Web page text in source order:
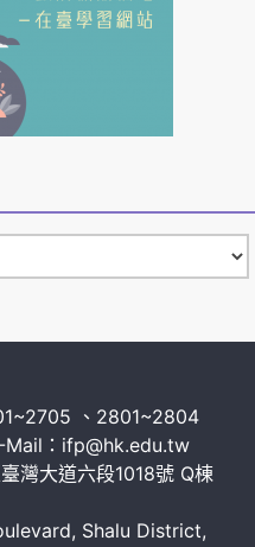
、2801~2804
：ifp@hk.edu.tw
灣大道六段1018號 Q棟
Shalu District,